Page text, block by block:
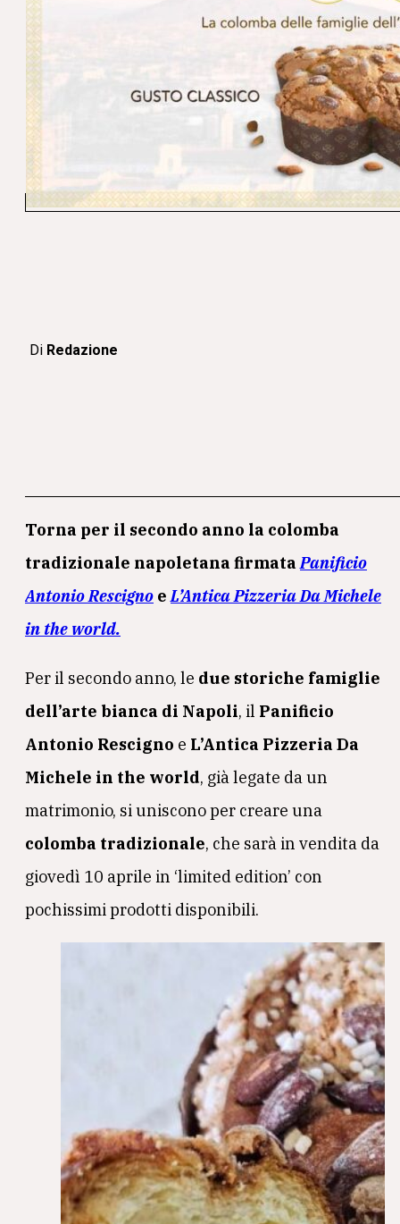
Di Redazione
Torna per il secondo anno la colomba
tradizionale napoletana firmataPanificio
Antonio Rescigno eL’Antica Pizzeria Da Michele
in the world.
Per il secondo anno, le due storiche famiglie
dell’arte bianca di Napoli, il Panificio
Antonio Rescigno e L’Antica Pizzeria Da
Michele in the world, già legate da un
matrimonio, si uniscono per creare una
colomba tradizionale, che sarà in vendita da
giovedì 10 aprile in ‘limited edition’ con
pochissimi prodotti disponibili.